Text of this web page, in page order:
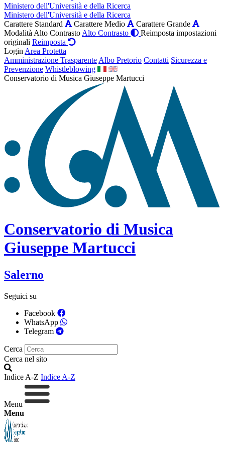
Ministero dell'Università e della Ricerca
Ministero dell'Università e della Ricerca
Carattere Standard
Carattere Medio
Carattere Grande
Modalità Alto Contrasto Alto Contrasto
Reimposta impostazioni
originali Reimposta
Login Area Protetta
Amministrazione Trasparente Albo Pretorio Contatti Sicurezza e
Prevenzione Whistleblowing
Conservatorio di Musica Giuseppe Martucci
Conservatorio di Musica
Giuseppe Martucci
Salerno
Seguici su
Facebook
WhatsApp
Telegram
Cerca
Cerca nel sito
Indice A-Z Indice A-Z
Menu
Menu